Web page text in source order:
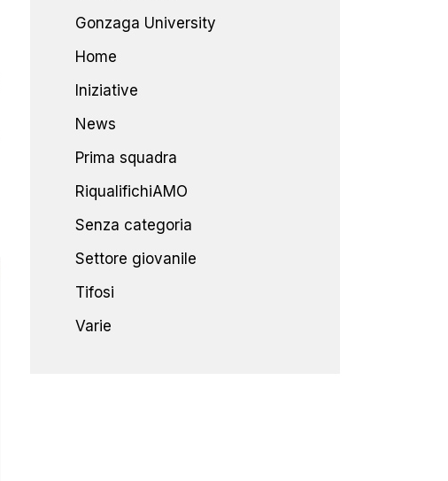
Gonzaga University
Home
Iniziative
News
Prima squadra
RiqualifichiAMO
Senza categoria
Settore giovanile
Tifosi
Varie